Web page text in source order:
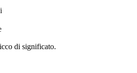
di significato.